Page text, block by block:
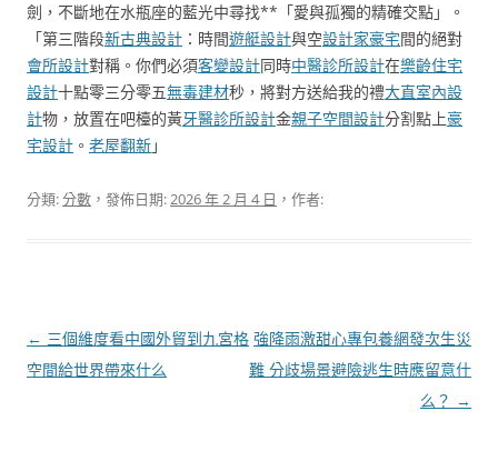
劍，不斷地在水瓶座的藍光中尋找**「愛與孤獨的精確交點」。
「第三階段新古典設計 ：時間遊艇設計與空設計家豪宅間的絕對
會所設計對稱。你們必須客變設計同時中醫診所設計在樂齡住宅
設計十點零三分零五無毒建材秒，將對方送給我的禮大直室內設
計物，放置在吧檯的黃牙醫診所設計金親子空間設計分割點上豪
宅設計 。 老屋翻新」
分類:分數 ，發佈日期:2026 年 2 月 4 日 ，作者:
文
章
← 三個維度看中國外貿到九宮格
空間給世界帶來什么
強降雨激甜心專包養網發次生災
難 分歧場景避險逃生時應留意什
么？ →